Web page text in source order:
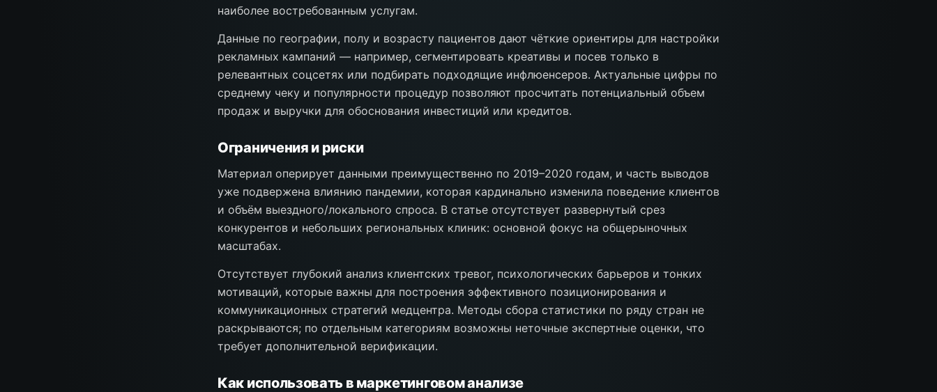
наиболее востребованным услугам.
Данные по географии, полу и возрасту пациентов дают чёткие ориентиры для настройки
рекламных кампаний — например, сегментировать креативы и посев только в
релевантных соцсетях или подбирать подходящие инфлюенсеров. Актуальные цифры по
среднему чеку и популярности процедур позволяют просчитать потенциальный объем
продаж и выручки для обоснования инвестиций или кредитов.
Ограничения и риски
Материал оперирует данными преимущественно по 2019–2020 годам, и часть выводов
уже подвержена влиянию пандемии, которая кардинально изменила поведение клиентов
и объём выездного/локального спроса. В статье отсутствует развернутый срез
конкурентов и небольших региональных клиник: основной фокус на общерыночных
масштабах.
Отсутствует глубокий анализ клиентских тревог, психологических барьеров и тонких
мотиваций, которые важны для построения эффективного позиционирования и
коммуникационных стратегий медцентра. Методы сбора статистики по ряду стран не
раскрываются; по отдельным категориям возможны неточные экспертные оценки, что
требует дополнительной верификации.
Как использовать в маркетинговом анализе